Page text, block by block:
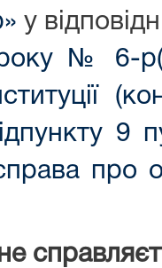
у
№ 6-
9
про